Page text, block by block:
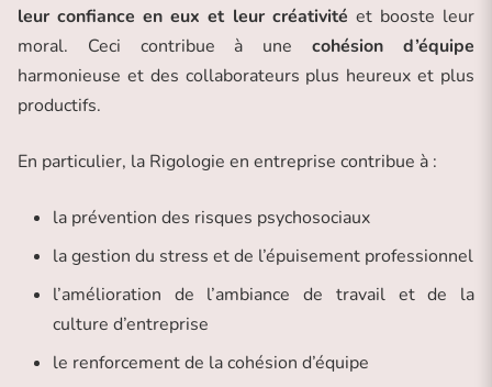
leur confiance en eux et leur créativité et booste leur
moral. Ceci contribue à unecohésion d’équipe
harmonieuse et des collaborateurs plus heureux et plus
productifs.
En particulier, la Rigologie en entreprise contribue à :
la prévention des risques psychosociaux
la gestion du stress et de l’épuisement professionnel
l’amélioration de l’ambiance de travail et de la
culture d’entreprise
le renforcement de la cohésion d’équipe